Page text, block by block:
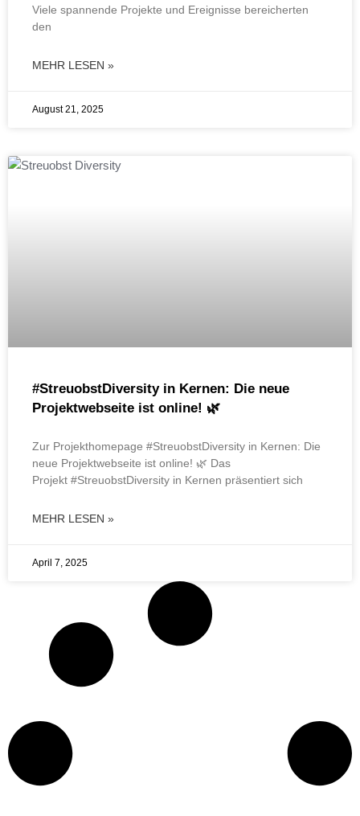
Viele spannende Projekte und Ereignisse bereicherten
den
MEHR LESEN »
August 21, 2025
#StreuobstDiversity in Kernen: Die neue
Projektwebseite ist online! 🌿
Zur Projekthomepage #StreuobstDiversity in Kernen: Die
neue Projektwebseite ist online! 🌿 Das
Projekt #StreuobstDiversity in Kernen präsentiert sich
MEHR LESEN »
April 7, 2025